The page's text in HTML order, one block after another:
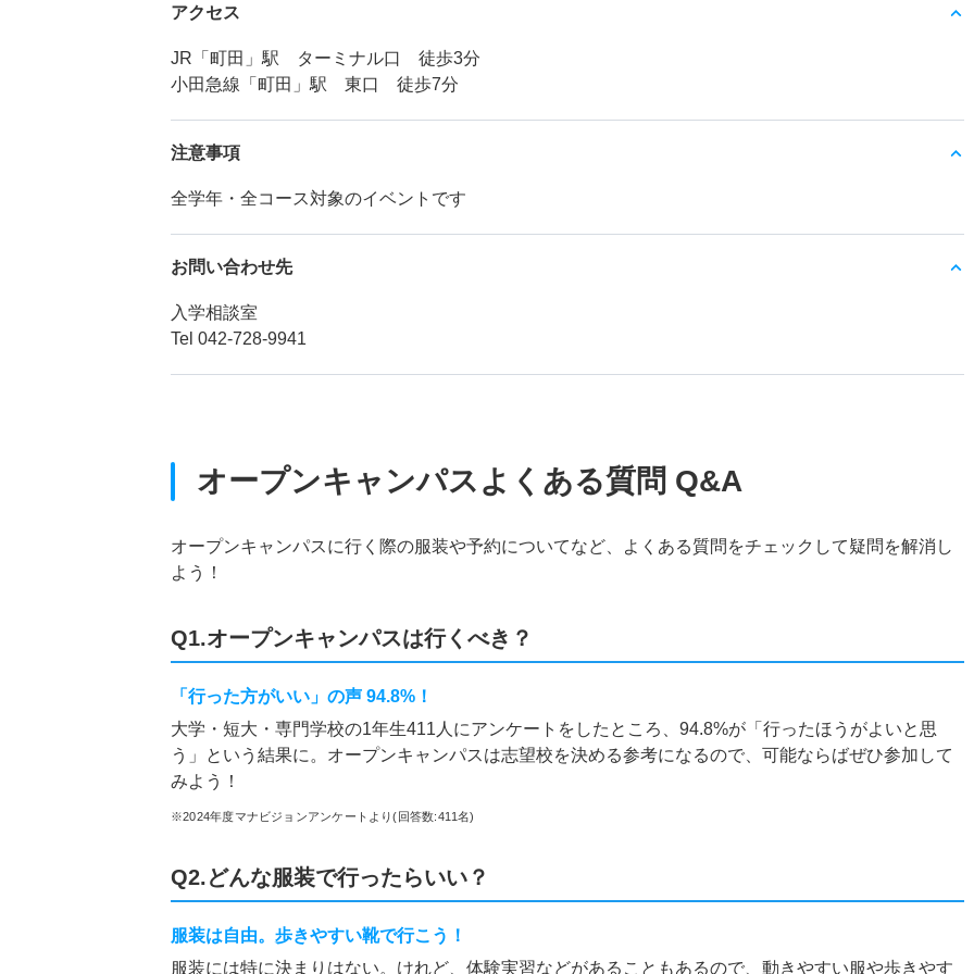
アクセス
JR「町田」駅 ターミナル口 徒歩3分
小田急線「町田」駅 東口 徒歩7分
注意事項
全学年・全コース対象のイベントです
お問い合わせ先
入学相談室
Tel 042-728-9941
オープンキャンパスよくある質問 Q&A
オープンキャンパスに行く際の服装や予約についてなど、よくある質問をチェックして疑問を解消し
よう！
Q1.オープンキャンパスは行くべき？
「行った方がいい」の声 94.8%！
大学・短大・専門学校の1年生411人にアンケートをしたところ、94.8%が「行ったほうがよいと思
う」という結果に。オープンキャンパスは志望校を決める参考になるので、可能ならばぜひ参加して
みよう！
※2024年度マナビジョンアンケートより(回答数:411名)
Q2.どんな服装で行ったらいい？
服装は自由。歩きやすい靴で行こう！
服装には特に決まりはない。けれど、体験実習などがあることもあるので、動きやすい服や歩きやす